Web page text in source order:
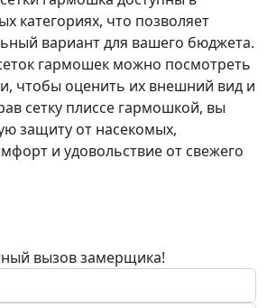
категориях, что позволяет
вариант для вашего бюджета.
гармошек можно посмотреть
чтобы оценить их внешний вид и
сетку плиссе гармошкой, вы
защиту от насекомых,
и удовольствие от свежего
вызов замерщика!